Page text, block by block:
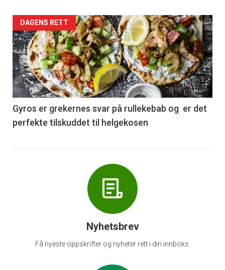
Forsiden
akkurat
nå
-
6
DAGENS RETT
Gyros er grekernes svar på rullekebab og er det
perfekte tilskuddet til helgekosen
Nyhetsbrev
Få nyeste oppskrifter og nyheter rett i din innboks.